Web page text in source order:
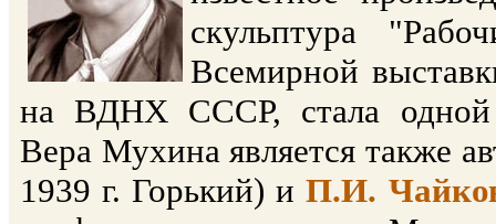
скульптура
Всемирной
на ВДНХ СССР, стала одной
Вера Мухина является также
1939 г. Горький) иП.И.